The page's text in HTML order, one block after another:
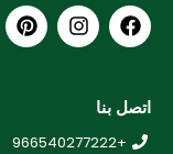
اتصل بنا
+966540277222